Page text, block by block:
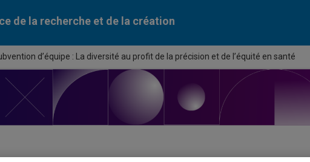
de la recherche et de la création
d’équipe : La diversité au profit de la précision et de l’équité en santé